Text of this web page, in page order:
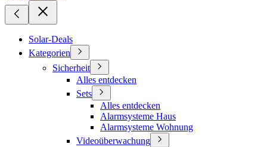
Solar-Deals
Kategorien
Sicherheit
Alles entdecken
Sets
Alles entdecken
Alarmsysteme Haus
Alarmsysteme Wohnung
Videoüberwachung